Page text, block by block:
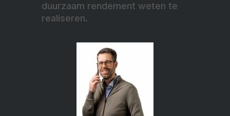
duurzaam rendement weten te
realiseren.